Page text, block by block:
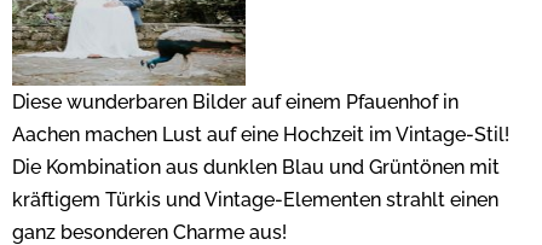
Diese wunderbaren Bilder auf einem Pfauenhof in
Aachen machen Lust auf eine Hochzeit im Vintage-Stil!
Die Kombination aus dunklen Blau und Grüntönen mit
kräftigem Türkis und Vintage-Elementen strahlt einen
ganz besonderen Charme aus!